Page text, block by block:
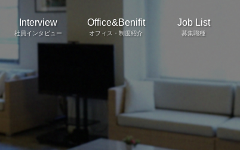
Interview
社員インタビュー
Office&Benifit
オフィス・制度紹介
Job List
募集職種